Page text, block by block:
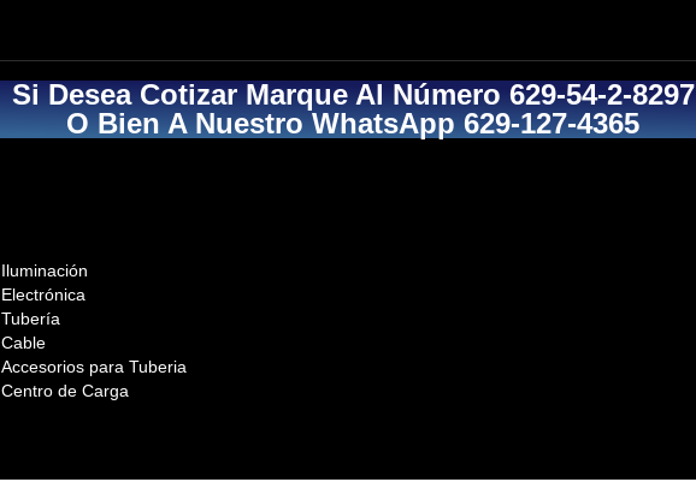
Si Desea Cotizar Marque Al Número 629-54-2-8297
O Bien A Nuestro WhatsApp 629-127-4365
Iluminación
Electrónica
Tubería
Cable
Accesorios para Tuberia
Centro de Carga